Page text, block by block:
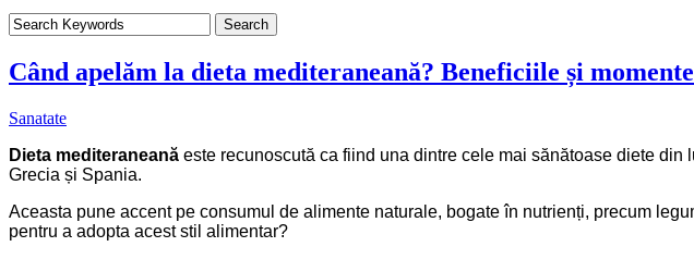
Când apelăm la dieta mediteraneană? Beneficiile și
Sanatate
Dieta mediteraneană este recunoscută ca fiind una dintre cele mai sănătoase diete
Grecia și Spania.
Aceasta pune accent pe consumul de alimente naturale, bogate în nutrienți, precum
pentru a adopta acest stil alimentar?